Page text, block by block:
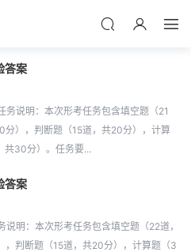
答案
说明：本次形考任务包含填空题（21
），判断题（15道，共20分），计算
共30分）。任务要...
答案
明：本次形考任务包含填空题（22道，
判断题（15道，共20分），计算题（3